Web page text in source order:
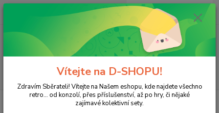
Menu
(Po-Pá, 15:00-20:00 hod.)
ks
0 Kč
DS Hry Mah Jong Quest: Expedition
Vítejte na D-SHOPU!
Zdravím Sběrateli! Vítejte na Našem eshopu, kde najdete všechno
retro... od konzolí, přes příslušenství, až po hry, či nějaké
zajímavé kolektivní sety.